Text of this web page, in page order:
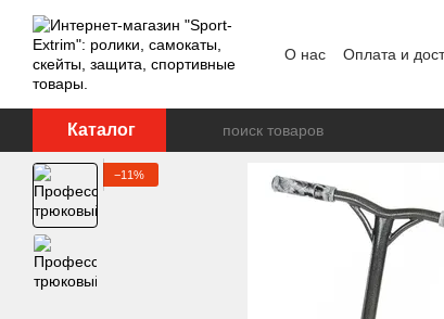
Перейти к основному контенту
О нас Оплата и
Каталог
−11%